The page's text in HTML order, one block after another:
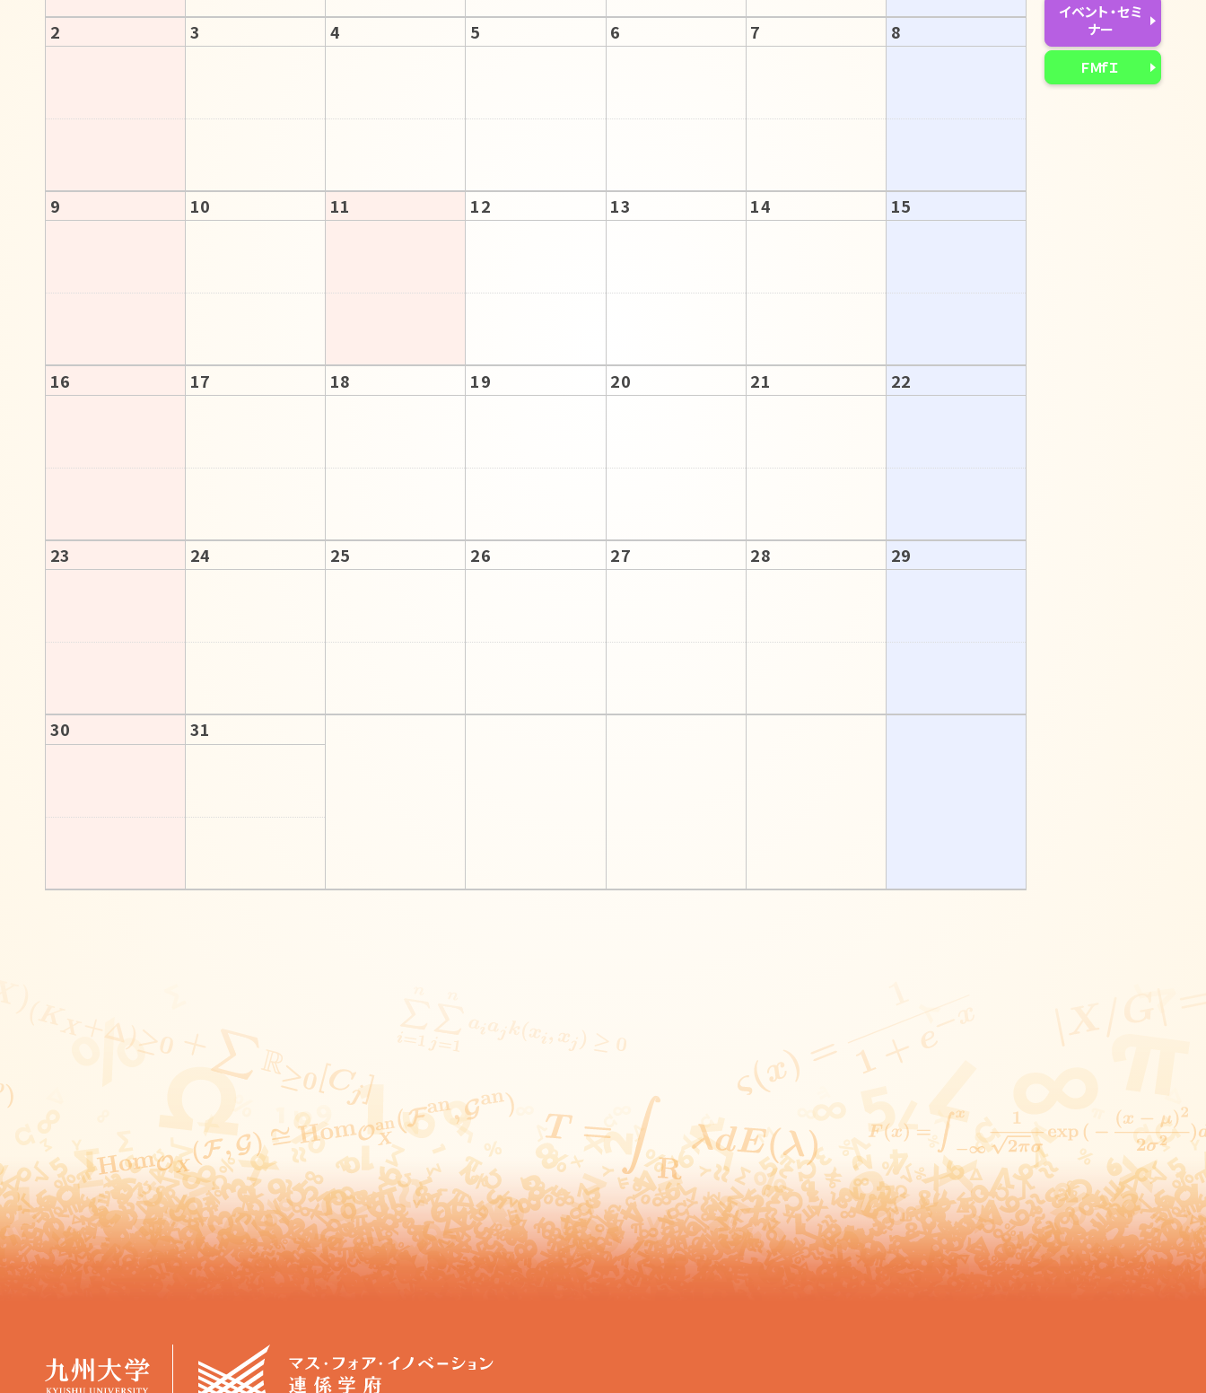
2 3 4 5 6 7 8
9 10 11 12 13 14 15
16 17 18 19 20 21 22
23 24 25 26 27 28 29
30 31
イベント・セミ
ナー
ＦＭｆＩ